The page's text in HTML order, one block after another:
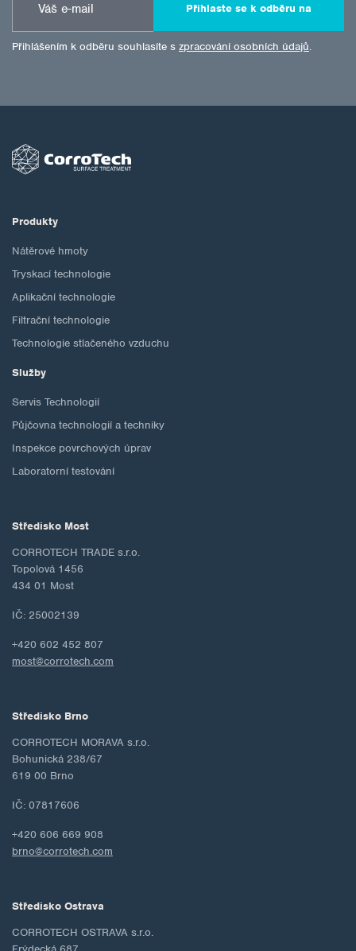
Přihlaste se k odběru na
Přihlášením k odběru souhlasíte s zpracování osobních údajů.
Produkty
Nátěrové hmoty
Tryskací technologie
Aplikační technologie
Filtrační technologie
Technologie stlačeného vzduchu
Služby
Servis Technologií
Půjčovna technologií a techniky
Inspekce povrchových úprav
Laboratorní testování
Středisko Most
CORROTECH TRADE s.r.o.
Topolová 1456
434 01 Most
IČ: 25002139
+420 602 452 807
most@corrotech.com
Středisko Brno
CORROTECH MORAVA s.r.o.
Bohunická 238/67
619 00 Brno
IČ: 07817606
+420 606 669 908
brno@corrotech.com
Středisko Ostrava
CORROTECH OSTRAVA s.r.o.